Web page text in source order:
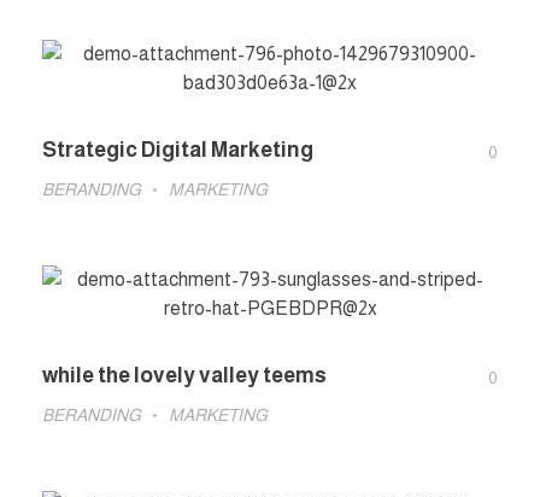
Strategic Digital Marketing
0
BERANDING
MARKETING
while the lovely valley teems
0
BERANDING
MARKETING